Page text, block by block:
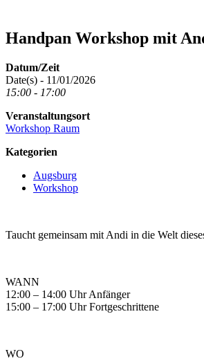
Handpan Workshop mit
Datum/Zeit
Date(s) - 11/01/2026
15:00 - 17:00
Veranstaltungsort
Workshop Raum
Kategorien
Augsburg
Workshop
Taucht gemeinsam mit Andi in die Welt
WANN
12:00 – 14:00 Uhr Anfänger
15:00 – 17:00 Uhr Fortgeschrittene
WO